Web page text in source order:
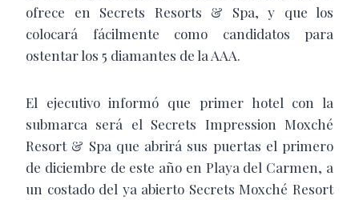
ofrece en Secrets Resorts & Spa, y que los
colocará fácilmente como candidatos para
ostentar los 5 diamantes de la AAA.
El ejecutivo informó que primer hotel con la
submarca será el Secrets Impression Moxché
Resort & Spa que abrirá sus puertas el primero
de diciembre de este año en Playa del Carmen, a
un costado del ya abierto Secrets Moxché Resort